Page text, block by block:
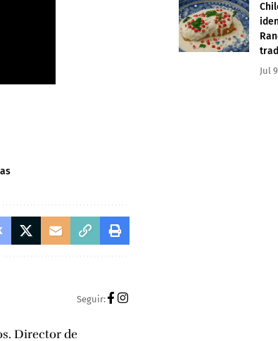
Seguir:
Director de
Jul